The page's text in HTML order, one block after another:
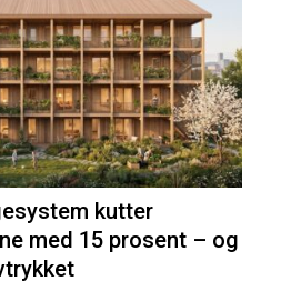
kutter
med 15 prosent – og